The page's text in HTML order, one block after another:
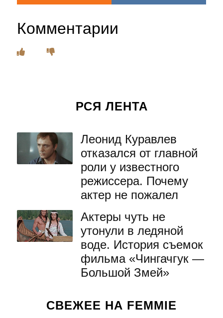
Комментарии
РСЯ ЛЕНТА
Леонид Куравлев
отказался от главной
роли у известного
режиссера. Почему
актер не пожалел
Актеры чуть не
утонули в ледяной
воде. История съемок
фильма «Чингачгук —
Большой Змей»
СВЕЖЕЕ НА FEMMIE